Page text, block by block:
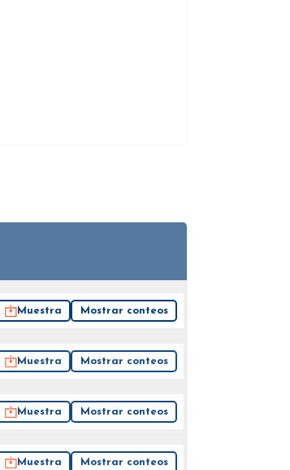
Muestra Mostrar conteos
Muestra Mostrar conteos
Muestra Mostrar conteos
Muestra Mostrar conteos